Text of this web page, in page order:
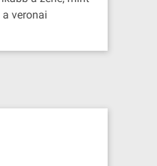
veronai